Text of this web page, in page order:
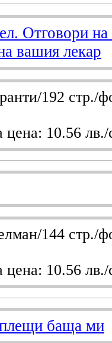
Отговори
вашия лекар
192 стр./
10.56 лв./
144 стр./
10.56 лв./
баща ми